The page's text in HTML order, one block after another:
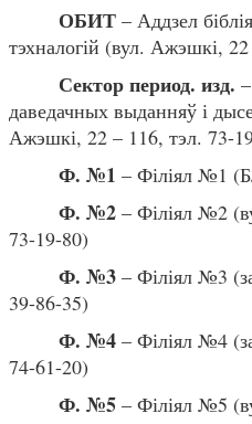
ОБИТ – Аддзел
тэхналогій (вул. Ажэшкі,
Сектор период. изд.
даведачных выданняў і
Ажэшкі, 22 – 116, тэл. 73-
Ф. №1 – Філіял №1
Ф. №2 – Філіял №2
73-19-80)
Ф. №3 – Філіял №3
39-86-35)
Ф. №4 – Філіял №4
74-61-20)
Ф. №5 – Філіял №5